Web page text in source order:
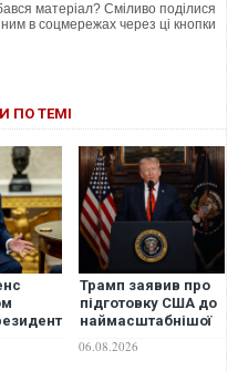
матеріал? Сміливо поділися
ним в соцмережах через ці кнопки
ПО ТЕМІ
Трамп заявив про
підготовку США до
наймасштабнішої
Другої світової
06.08.2026